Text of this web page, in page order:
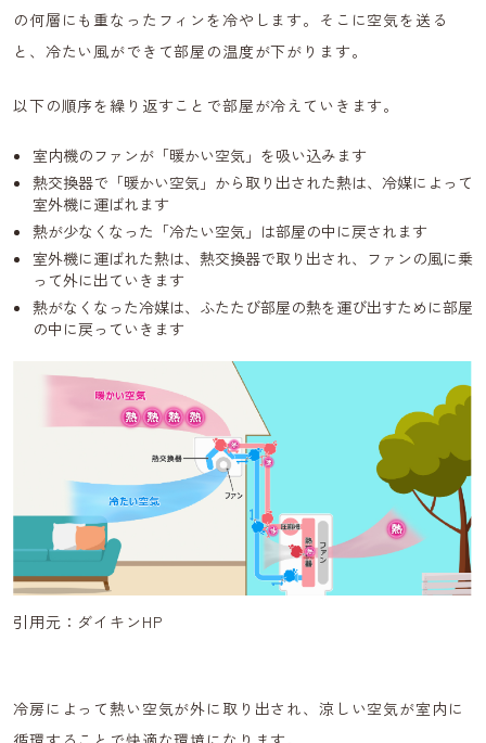
の何層にも重なったフィンを冷やします。そこに空気を送る
と、冷たい風ができて部屋の温度が下がります。
以下の順序を繰り返すことで部屋が冷えていきます。
室内機のファンが「暖かい空気」を吸い込みます
熱交換器で「暖かい空気」から取り出された熱は、冷媒によって
室外機に運ばれます
熱が少なくなった「冷たい空気」は部屋の中に戻されます
室外機に運ばれた熱は、熱交換器で取り出され、ファンの風に乗
って外に出ていきます
熱がなくなった冷媒は、ふたたび部屋の熱を運び出すために部屋
の中に戻っていきます
引用元：ダイキンHP
冷房によって熱い空気が外に取り出され、涼しい空気が室内に